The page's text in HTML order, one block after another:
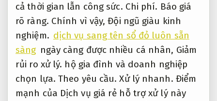
cả thời gian lẫn công sức. Chi phí. Báo giá
rõ ràng. Chính vì vậy,Đội ngũ giàu kinh
nghiệm. dịch vụ sang tên sổ đỏ luôn sẵn
sàng ngày càng được nhiều cá nhân, Giảm
rủi ro xử lý. hộ gia đình và doanh nghiệp
chọn lựa.Theo yêu cầu. Xử lý nhanh. Điểm
mạnh của Dịch vụ giá rẻ hỗ trợ xử lý này